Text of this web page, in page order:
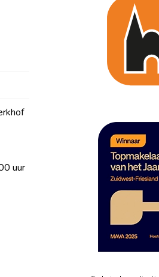
uur